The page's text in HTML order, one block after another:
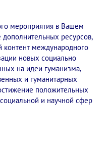
Центр, им. Е.П.
«Альбатрос»
России. Теософский
Конкурс, посвященный
мероприятия в Вашем
ресурсов,
международного
новых социально
на идеи гуманизма,
и гуманитарных
положительных
и научной сфер